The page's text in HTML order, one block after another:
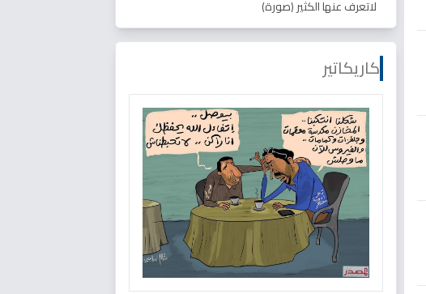
لاتعرف عنها الكثير (صورة)
كاريكاتير